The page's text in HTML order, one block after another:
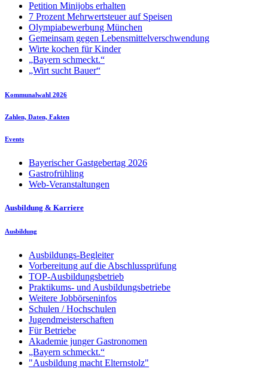
Petition Minijobs erhalten
7 Prozent Mehrwertsteuer auf Speisen
Olympiabewerbung München
Gemeinsam gegen Lebensmittelverschwendung
Wirte kochen für Kinder
„Bayern schmeckt.“
„Wirt sucht Bauer“
Kommunalwahl 2026
Zahlen, Daten, Fakten
Events
Bayerischer Gastgebertag 2026
Gastrofrühling
Web-Veranstaltungen
Ausbildung & Karriere
Ausbildung
Ausbildungs-Begleiter
Vorbereitung auf die Abschlussprüfung
TOP-Ausbildungsbetrieb
Praktikums- und Ausbildungsbetriebe
Weitere Jobbörseninfos
Schulen / Hochschulen
Jugendmeisterschaften
Für Betriebe
Akademie junger Gastronomen
„Bayern schmeckt.“
"Ausbildung macht Elternstolz"